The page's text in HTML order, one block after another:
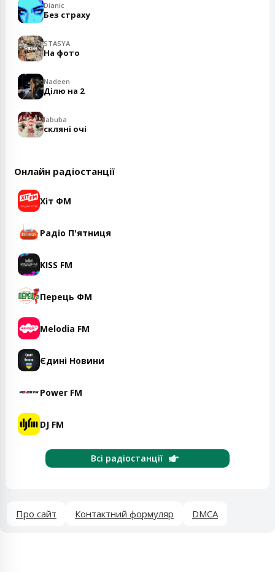
Dianic
Без страху
STASYA
На фото
Nadeen
Ділю на 2
labuba
скляні очі
Онлайн радіостанції
Хіт ФМ
Радіо П'ятниця
KISS FM
Перець ФМ
Melodia FM
Єдині Новини
Power FM
DJ FM
Всі радіостанції
Про сайт Контактний формуляр DMCA